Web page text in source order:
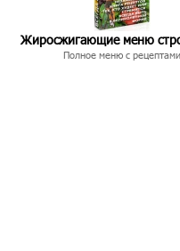
Жиросжигающие меню
Полное меню с рецептами